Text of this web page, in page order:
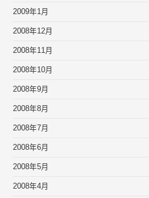
2009年1月
2008年12月
2008年11月
2008年10月
2008年9月
2008年8月
2008年7月
2008年6月
2008年5月
2008年4月